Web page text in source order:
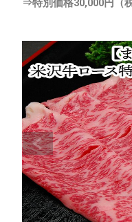
⇒特別価格30,000円（税